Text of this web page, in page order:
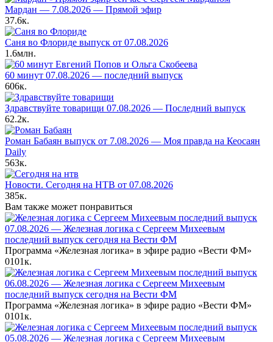
Мардан — 7.08.2026 — Прямой эфир
37.6к.
Саня во Флориде выпуск от 07.08.2026
1.6млн.
60 минут 07.08.2026 — последний выпуск
606к.
Здравствуйте товарищи 07.08.2026 — Последний выпуск
62.2к.
Роман Бабаян выпуск от 7.08.2026 — Моя правда на Кеосаян
Daily
563к.
Новости. Сегодня на НТВ от 07.08.2026
385к.
Вам также может понравиться
07.08.2026 — Железная логика с Сергеем Михеевым
последний выпуск сегодня на Вести ФМ
Программа «Железная логика» в эфире радио «Вести ФМ»
0101к.
06.08.2026 — Железная логика с Сергеем Михеевым
последний выпуск сегодня на Вести ФМ
Программа «Железная логика» в эфире радио «Вести ФМ»
0101к.
05.08.2026 — Железная логика с Сергеем Михеевым